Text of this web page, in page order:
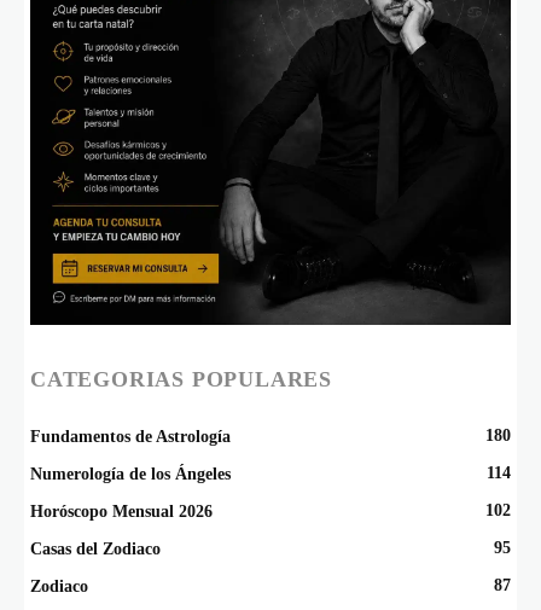
CATEGORIAS POPULARES
Fundamentos de Astrología 180
Numerología de los Ángeles 114
Horóscopo Mensual 2026 102
Casas del Zodiaco 95
Zodiaco 87